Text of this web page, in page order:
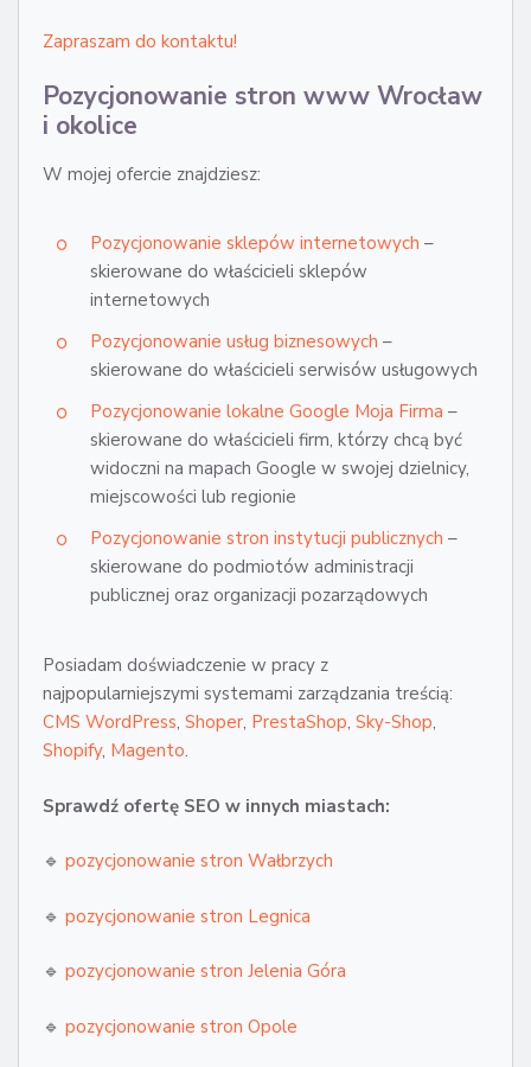
Zapraszam do kontaktu!
Pozycjonowanie stron www Wrocław
i okolice
W mojej ofercie znajdziesz:
Pozycjonowanie sklepów internetowych –
skierowane do właścicieli sklepów
internetowych
Pozycjonowanie usług biznesowych –
skierowane do właścicieli serwisów usługowych
Pozycjonowanie lokalne Google Moja Firma –
skierowane do właścicieli firm, którzy chcą być
widoczni na mapach Google w swojej dzielnicy,
miejscowości lub regionie
Pozycjonowanie stron instytucji publicznych –
skierowane do podmiotów administracji
publicznej oraz organizacji pozarządowych
Posiadam doświadczenie w pracy z
najpopularniejszymi systemami zarządzania treścią:
CMS WordPress, Shoper, PrestaShop, Sky-Shop,
Shopify, Magento.
Sprawdź ofertę SEO w innych miastach:
🔹 pozycjonowanie stron Wałbrzych
🔹 pozycjonowanie stron Legnica
🔹 pozycjonowanie stron Jelenia Góra
🔹 pozycjonowanie stron Opole